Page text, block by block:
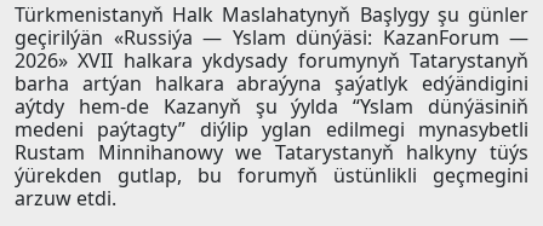
Türkmenistanyň Halk Maslahatynyň Başlygy şu günler
geçirilýän «Russiýa — Yslam dünýäsi: KazanForum —
2026» XVII halkara ykdysady forumynyň Tatarystanyň
barha artýan halkara abraýyna şaýatlyk edýändigini
aýtdy hem-de Kazanyň şu ýylda “Yslam dünýäsiniň
medeni paýtagty” diýlip yglan edilmegi mynasybetli
Rustam Minnihanowy we Tatarystanyň halkyny tüýs
ýürekden gutlap, bu forumyň üstünlikli geçmegini
arzuw etdi.